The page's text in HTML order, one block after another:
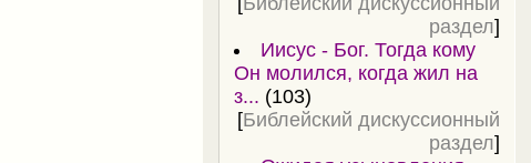
раздел]
Иисус - Бог. Тогда кому
Он молился, когда жил на
з... (103)
[Библейский дискуссионный
раздел]